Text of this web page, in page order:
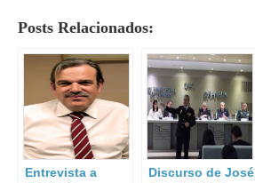
Posts Relacionados:
Entrevista a
Discurso de José